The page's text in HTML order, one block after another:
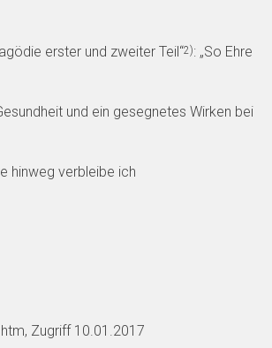
erster und zweiter Teil“2): „So Ehre
und ein gesegnetes Wirken bei
hinweg verbleibe ich
Zugriff 10.01.2017